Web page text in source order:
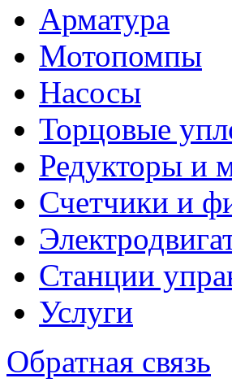
Арматура
Мотопомпы
Насосы
Торцовые
Редукторы и
Счетчики и
Станции
Услуги
Обратная связь